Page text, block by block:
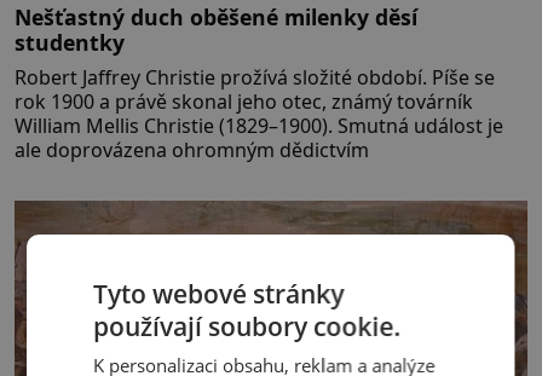
Nešťastný duch oběšené milenky děsí
studentky
Robert Jaffrey Christie prožívá složité období. Píše se
rok 1900 a právě skonal jeho otec, známý továrník
William Mellis Christie (1829–1900). Smutná událost je
ale doprovázena ohromným dědictvím
Tyto webové stránky
používají soubory cookie.
K personalizaci obsahu, reklam a analýze